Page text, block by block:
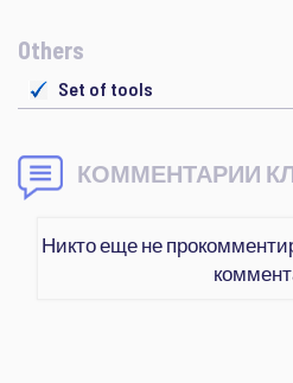
Others
Set of tools
КОММЕНТАРИИ
Никто еще не